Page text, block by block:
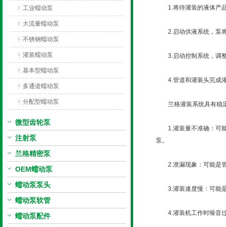
工业蠕动泵
大流量蠕动泵
不锈钢蠕动泵
灌装蠕动泵
基本型蠕动泵
多通道蠕动泵
分配型蠕动泵
微型齿轮泵
注射泵
兰格精密泵
OEM蠕动泵
蠕动泵泵头
蠕动泵软管
蠕动泵配件
1.将待灌装的液体产品
2.启动供液系统，泵将
3.启动控制系统，调整
4.管道和灌装头完成灌
兰格灌装系统具有稳定
1.灌装量不准确：可能
泵。
2.泄漏现象：可能是管
3.灌装速度慢：可能是
4.灌装机工作时噪音过